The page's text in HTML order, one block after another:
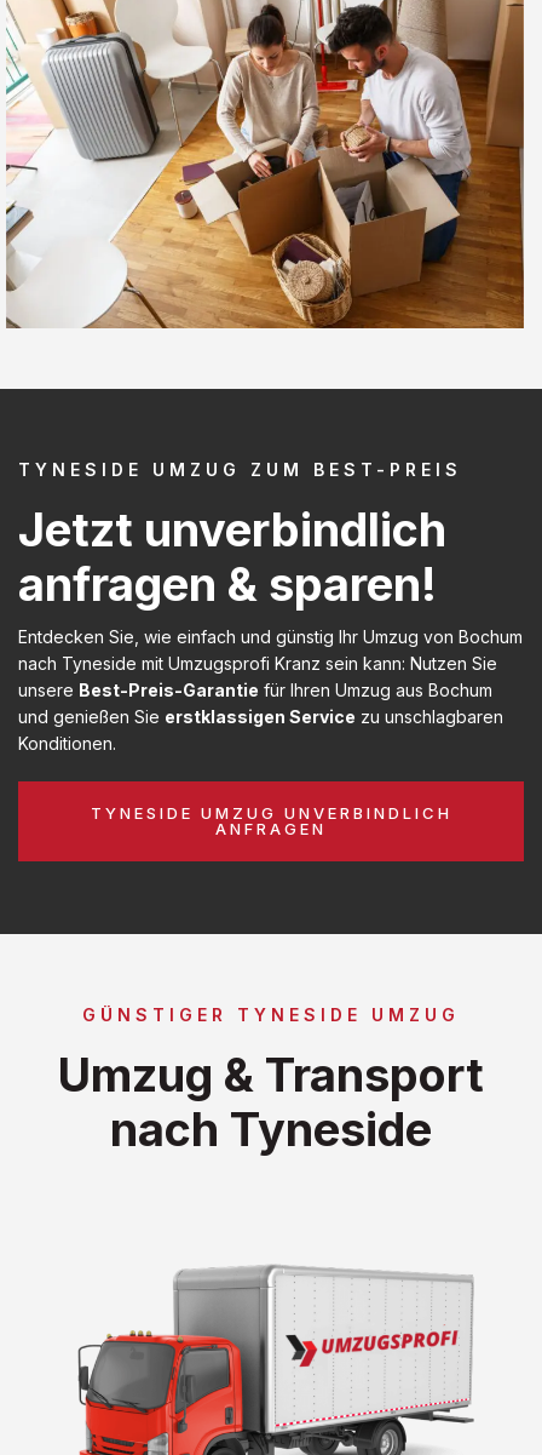
TYNESIDE UMZUG ZUM BEST-PREIS
Jetzt unverbindlich
anfragen & sparen!
Entdecken Sie, wie einfach und günstig Ihr Umzug von Bochum
nach Tyneside mit Umzugsprofi Kranz sein kann: Nutzen Sie
unsere Best-Preis-Garantie für Ihren Umzug aus Bochum
und genießen Sie erstklassigen Service zu unschlagbaren
Konditionen.
TYNESIDE UMZUG UNVERBINDLICH
ANFRAGEN
GÜNSTIGER TYNESIDE UMZUG
Umzug & Transport
nach Tyneside